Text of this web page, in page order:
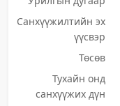
Санхүүжилтийн эх
үүсвэр
Төсөв
Тухайн онд
санхүүжих дүн